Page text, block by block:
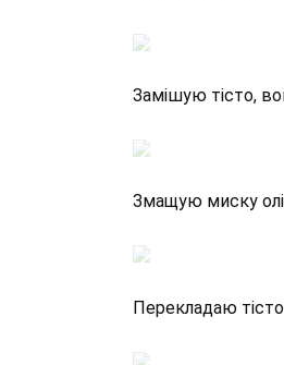
Замішую тісто,
Змащую миску
Перекладаю